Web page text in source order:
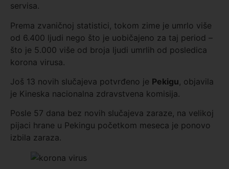
servisa.
Prema zvaničnoj statistici, tokom zime je umrlo više
od 6.400 ljudi nego što je uobičajeno za taj period –
što je 5.000 više od broja ljudi umrlih od posledica
korona virusa.
Još 13 novih slučajeva potvrđeno je Pekigu, objavila
je Kineska nacionalna zdravstvena komisija.
Posle 57 dana bez novih slučajeva zaraze, na velikoj
pijaci hrane u Pekingu početkom meseca je ponovo
izbila zaraza.